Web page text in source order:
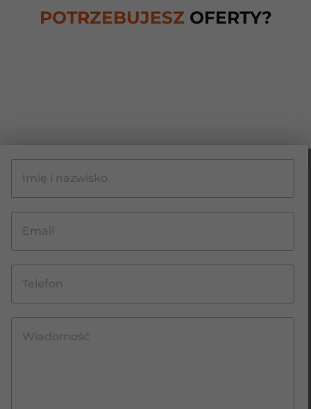
POTRZEBUJESZ OFERTY?